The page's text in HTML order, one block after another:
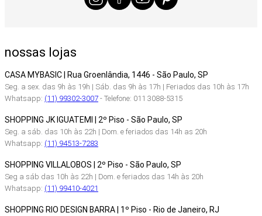
nossas lojas
CASA MYBASIC | Rua Groenlândia, 1446 - São Paulo, SP
Seg. a sex. das 9h às 19h | Sáb. das 9h às 17h | Feriados das 10h às 17h
Whatsapp: (11) 99302-3007- Telefone: 011 3088-5315
SHOPPING JK IGUATEMI | 2º Piso - São Paulo, SP
Seg. a sáb. das 10h às 22h | Dom. e feriados das 14h as 20h
Whatsapp: (11) 94513-7283
SHOPPING VILLALOBOS | 2º Piso - São Paulo, SP
Seg a sáb das 10h às 22h | Dom. e feriados das 14h às 20h
Whatsapp: (11) 99410-4021
SHOPPING RIO DESIGN BARRA | 1º Piso - Rio de Janeiro, RJ